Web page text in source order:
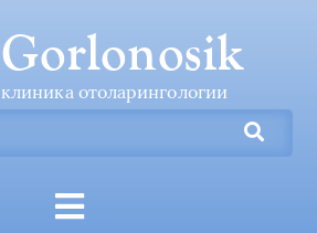
Gorlonosik
клиника отоларингологии